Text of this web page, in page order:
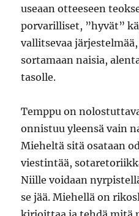
useaan otteeseen
porvarilliset, ”hyvät”
vallitsevaa
sortamaan naisia,
tasolle.
Temppu on
onnistuu yleensä vain
Mieheltä sitä osataan
viestintää,
Niille voidaan
se jää. Miehellä on